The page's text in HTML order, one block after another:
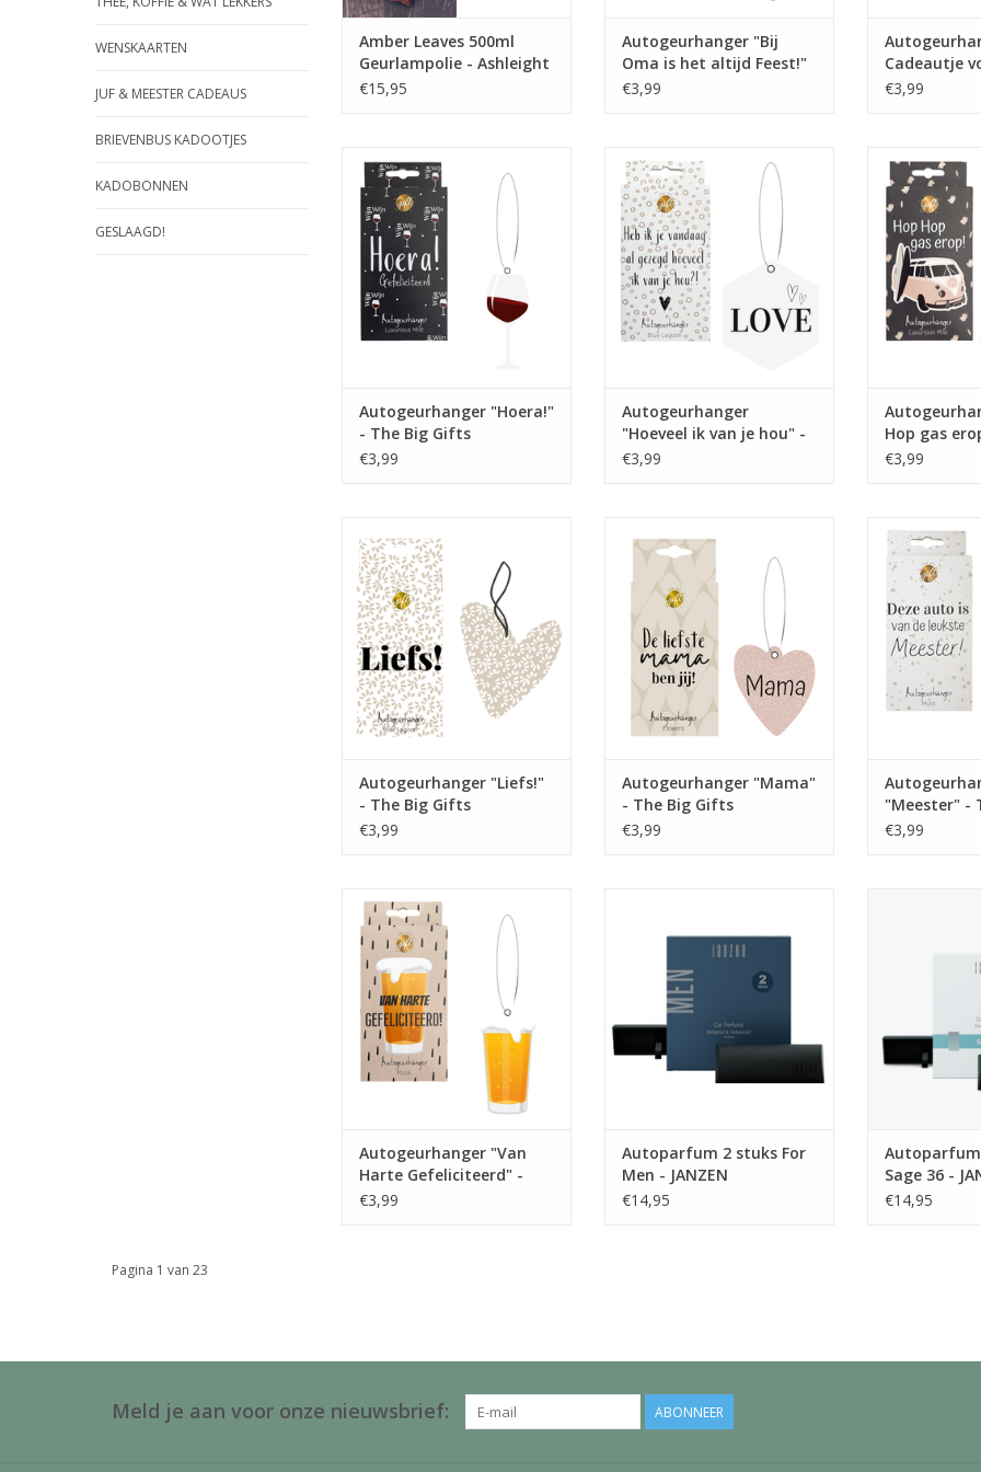
WENSKAARTEN
JUF & MEESTER CADEAUS
BRIEVENBUS KADOOTJES
KADOBONNEN
GESLAAGD!
Amber Leaves 500ml
Geurlampolie - Ashleight
& Burwood
€15,95
Autogeurhanger "Bij
Oma is het altijd Feest!"
- The Big Gifts
€3,99
Cadeautje
The Big Gifts
€3,99
De lekkerste en leukste
autogeurhangers in mooie
verpakking!
Afmetingen: 8x14x2 cm
TOEVOEGEN AAN WINKELWAGEN
Autogeurhanger "Hoera!"
- The Big Gifts
€3,99
De lekkerste en leukste
autogeurhangers in mooie
verpakking!
Afmetingen: 8x14x2 cm
TOEVOEGEN AAN WINKELWAGEN
Autogeurhanger
"Hoeveel ik van je hou" -
The Big Gifts
€3,99
De
TOEVOEGEN
Hop gas
Gifts
€3,99
autogeurhanger in een mooie
verpakking!
Afmetingen: 8x14x2 cm
TOEVOEGEN AAN WINKELWAGEN
Autogeurhanger "Liefs!"
- The Big Gifts
€3,99
autogeurhangers in mooie
verpakking!
Afmetingen: 8x14x2 cm
TOEVOEGEN AAN WINKELWAGEN
Autogeurhanger "Mama"
- The Big Gifts
€3,99
De
TOEVOEGEN
"Meester" -
€3,99
De lekkerste en leukste
autogeurhangers in mooie
verpakking!
Afmetingen: 8x14x2 cm
TOEVOEGEN AAN WINKELWAGEN
Autogeurhanger "Van
Harte Gefeliciteerd" -
The Big Gifts
€3,99
met jouw gevoel van thuiskomen.
mee en wordt verspreid door de
luchtstroom uit het
ventilatiesysteem van je auto. De
verpakking bevat 2 stuks.
TOEVOEGEN AAN WINKELWAGEN
Autoparfum 2 stuks For
Men - JANZEN
€14,95
dennen:
meteen
bezoek brengt
een koude
TOEVOEGEN
Sage 36 -
€14,95
Pagina 1 van 23
Meld je aan voor onze nieuwsbrief: ABONNEER